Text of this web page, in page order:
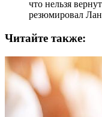
что нельзя
резюмировал
Читайте также: